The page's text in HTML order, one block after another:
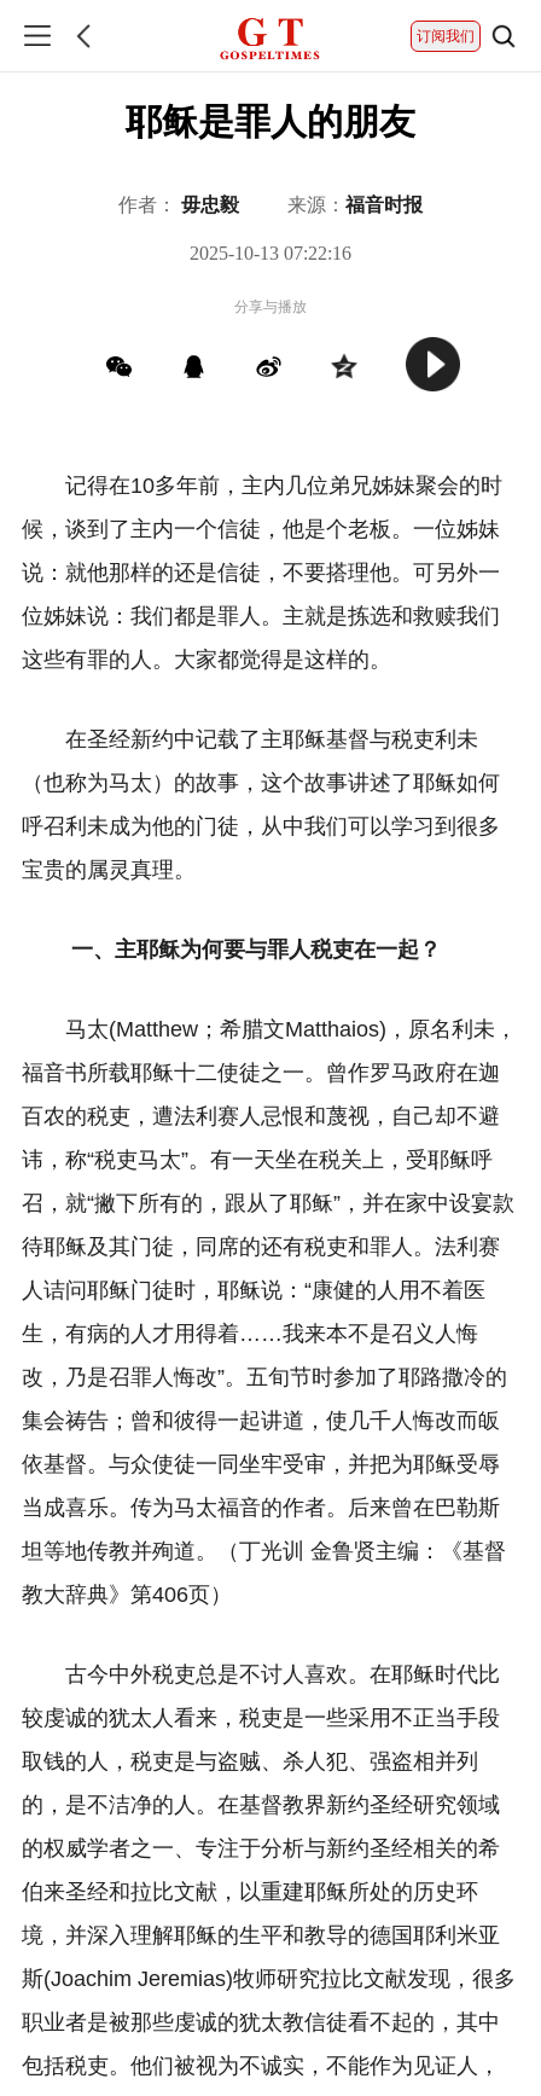
订阅我们
耶稣是罪人的朋友
作者： 毋忠毅 来源： 福音时报
2025-10-13 07:22:16
分享与播放
记得在10多年前，主内几位弟兄姊妹聚会的时
候，谈到了主内一个信徒，他是个老板。一位姊妹
说：就他那样的还是信徒，不要搭理他。可另外一
位姊妹说：我们都是罪人。主就是拣选和救赎我们
这些有罪的人。大家都觉得是这样的。
在圣经新约中记载了主耶稣基督与税吏利未
（也称为马太）的故事，这个故事讲述了耶稣如何
呼召利未成为他的门徒，从中我们可以学习到很多
宝贵的属灵真理。
一、主耶稣为何要与罪人税吏在一起？
马太(Matthew；希腊文Matthaios)，原名利未，
福音书所载耶稣十二使徒之一。曾作罗马政府在迦
百农的税吏，遭法利赛人忌恨和蔑视，自己却不避
讳，称“税吏马太”。有一天坐在税关上，受耶稣呼
召，就“撇下所有的，跟从了耶稣”，并在家中设宴款
待耶稣及其门徒，同席的还有税吏和罪人。法利赛
人诘问耶稣门徒时，耶稣说：“康健的人用不着医
生，有病的人才用得着……我来本不是召义人悔
改，乃是召罪人悔改”。五旬节时参加了耶路撒冷的
集会祷告；曾和彼得一起讲道，使几千人悔改而皈
依基督。与众使徒一同坐牢受审，并把为耶稣受辱
当成喜乐。传为马太福音的作者。后来曾在巴勒斯
坦等地传教并殉道。（丁光训 金鲁贤主编：《基督
教大辞典》第406页）
古今中外税吏总是不讨人喜欢。在耶稣时代比
较虔诚的犹太人看来，税吏是一些采用不正当手段
取钱的人，税吏是与盗贼、杀人犯、强盗相并列
的，是不洁净的人。在基督教界新约圣经研究领域
的权威学者之一、专注于分析与新约圣经相关的希
伯来圣经和拉比文献，以重建耶稣所处的历史环
境，并深入理解耶稣的生平和教导的德国耶利米亚
斯(Joachim Jeremias)牧师研究拉比文献发现，很多
职业者是被那些虔诚的犹太教信徒看不起的，其中
包括税吏。他们被视为不诚实，不能作为见证人，